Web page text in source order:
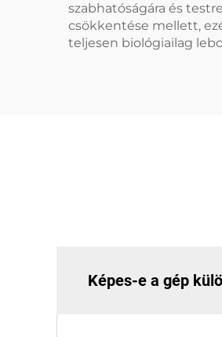
szabhatóságára és
csökkentése mellett,
teljesen biológiailag
Képes-e a gép